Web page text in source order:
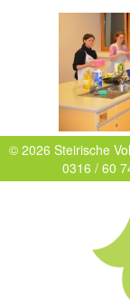
© 2026 Steirische
0316 / 60